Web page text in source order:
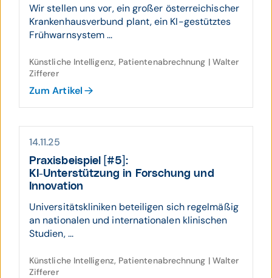
Wir stellen uns vor, ein großer österreichischer
Krankenhausverbund plant, ein KI-gestütztes
Frühwarnsystem ...
Künstliche Intelligenz, Patientenabrechnung | Walter
Zifferer
Zum Artikel
14.11.25
Praxis­beispiel [#5]:
KI-Unter­stützung in For­schung und
Inno­vation
Universitätskliniken beteiligen sich regelmäßig
an nationalen und internationalen klinischen
Studien, ...
Künstliche Intelligenz, Patientenabrechnung | Walter
Zifferer